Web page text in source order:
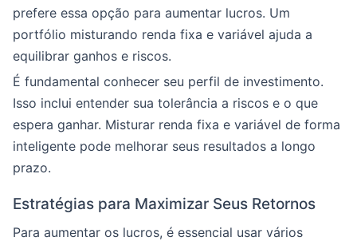
prefere essa opção para aumentar lucros. Um
portfólio misturando renda fixa e variável ajuda a
equilibrar ganhos e riscos.
É fundamental conhecer seu perfil de investimento.
Isso inclui entender sua tolerância a riscos e o que
espera ganhar. Misturar renda fixa e variável de forma
inteligente pode melhorar seus resultados a longo
prazo.
Estratégias para Maximizar Seus Retornos
Para aumentar os lucros, é essencial usar vários